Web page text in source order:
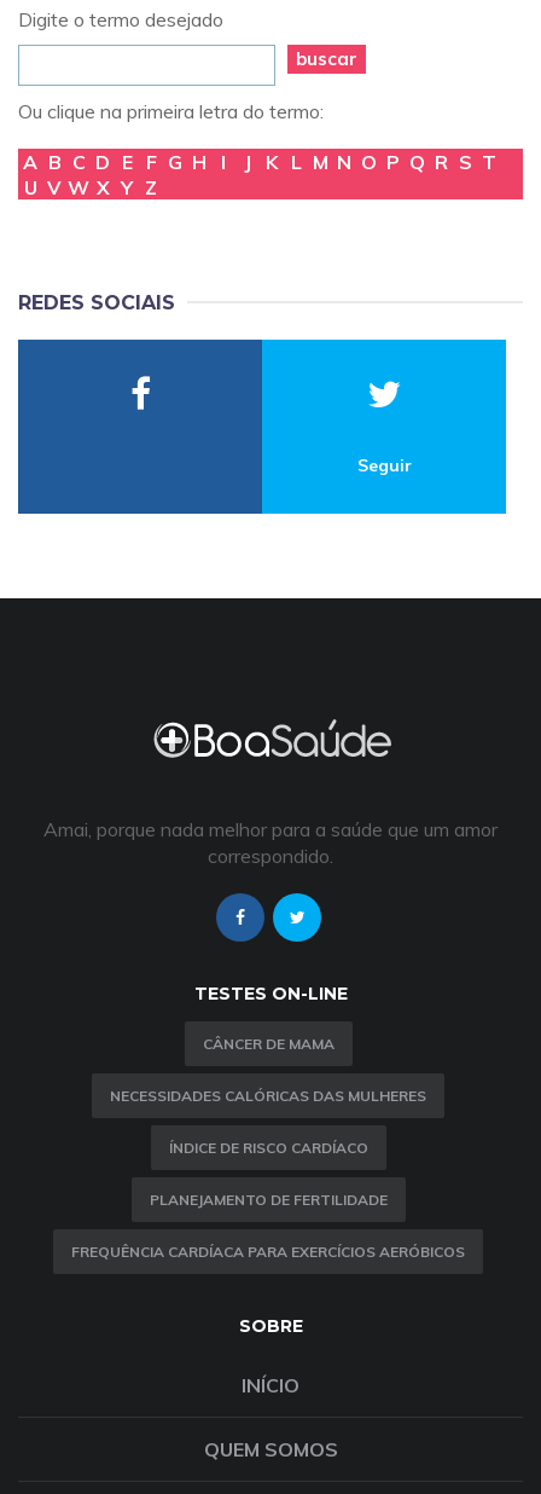
Digite o termo desejado
buscar
Ou clique na primeira letra do termo:
A B C D E F G H I J K L M N O P Q R S T
U V W X Y Z
REDES SOCIAIS
Seguir
Amai, porque nada melhor para a saúde que um amor
correspondido.
TESTES ON-LINE
CÂNCER DE MAMA
NECESSIDADES CALÓRICAS DAS MULHERES
ÍNDICE DE RISCO CARDÍACO
PLANEJAMENTO DE FERTILIDADE
FREQUÊNCIA CARDÍACA PARA EXERCÍCIOS AERÓBICOS
SOBRE
INÍCIO
QUEM SOMOS